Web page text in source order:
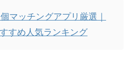
マッチングアプリ厳選｜
すめ人気ランキング